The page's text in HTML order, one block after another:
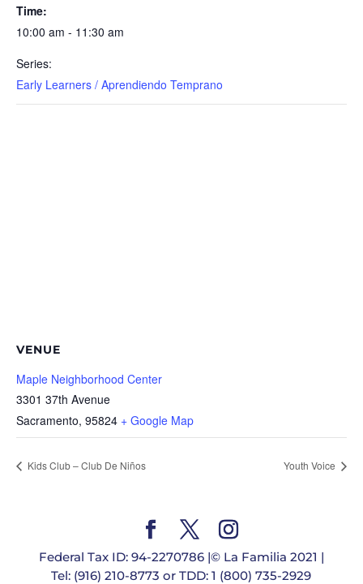
Time:
10:00 am - 11:30 am
Series:
Early Learners / Aprendiendo Temprano
VENUE
Maple Neighborhood Center
3301 37th Avenue
Sacramento, 95824 + Google Map
Kids Club – Club De Niños Youth Voice
Federal Tax ID: 94-2270786 |© La Familia 2021 |
Tel: (916) 210-8773 or TDD: 1 (800) 735-2929